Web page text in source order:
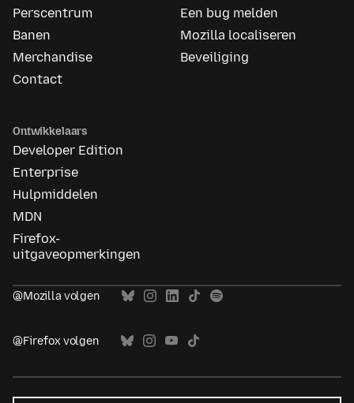
Perscentrum
Banen
Merchandise
Contact
Een bug melden
Mozilla localiseren
Beveiliging
Ontwikkelaars
Developer Edition
Enterprise
Hulpmiddelen
MDN
Firefox-
uitgaveopmerkingen
@Mozilla volgen
@Firefox volgen